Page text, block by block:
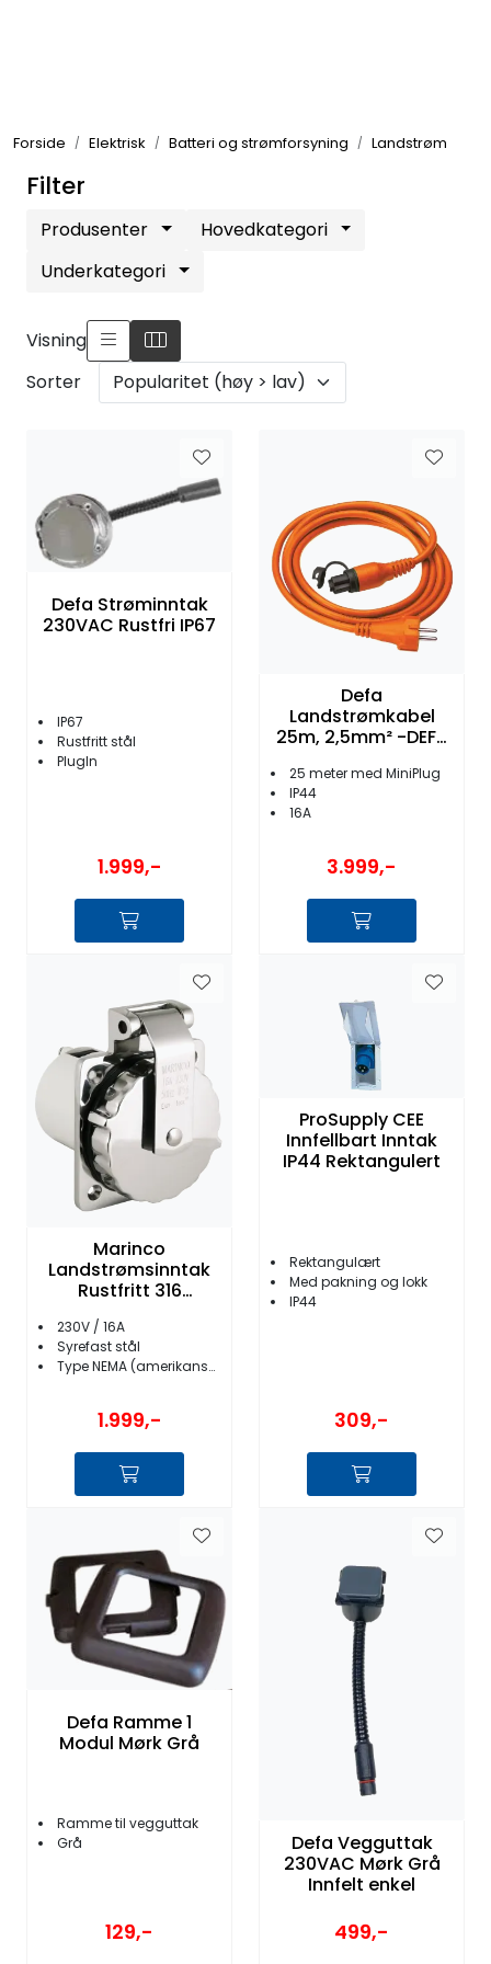
Forside Elektrisk Batteri og strømforsyning Landstrøm
Filter
Produsenter
Hovedkategori
Underkategori
Visning
Sorter
Defa Strøminntak
230VAC Rustfri IP67
IP67
Rustfritt stål
PlugIn
1.999,-
Defa
Landstrømkabel
25m, 2,5mm² -DEFA
25 meter med MiniPlug
IP44
16A
3.999,-
Marinco
Landstrømsinntak
Rustfritt 316
230V / 16A
Syrefast stål
Type NEMA (amerikansk - flate stifter)
1.999,-
ProSupply CEE
Innfellbart Inntak
IP44 Rektangulert
Rektangulært
Med pakning og lokk
IP44
309,-
Defa Ramme 1
Modul Mørk Grå
Ramme til vegguttak
Grå
129,-
Defa Vegguttak
230VAC Mørk Grå
Innfelt enkel
499,-
Bygg/Innredning
VVS
Fortøyning
Fritid/Sikkerhet
Båtpleie/Opplag
Nyheter